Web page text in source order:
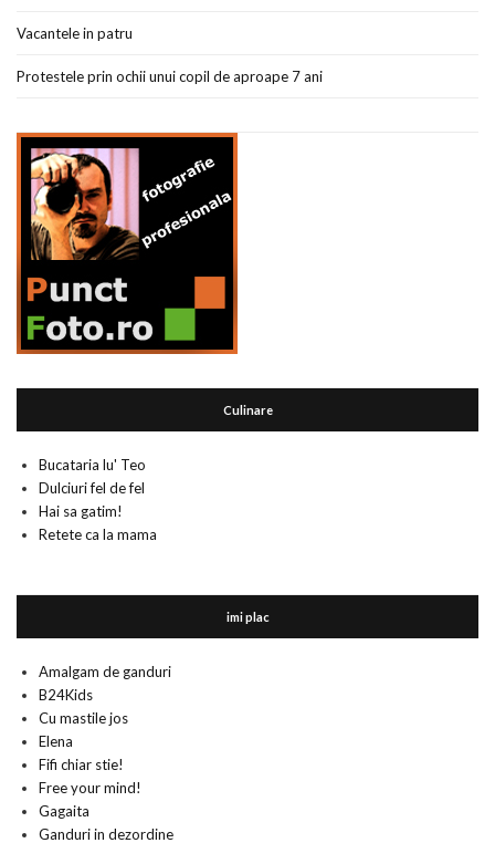
Vacantele in patru
Protestele prin ochii unui copil de aproape 7 ani
Culinare
Bucataria lu' Teo
Dulciuri fel de fel
Hai sa gatim!
Retete ca la mama
imi plac
Amalgam de ganduri
B24Kids
Cu mastile jos
Elena
Fifi chiar stie!
Free your mind!
Gagaita
Ganduri in dezordine